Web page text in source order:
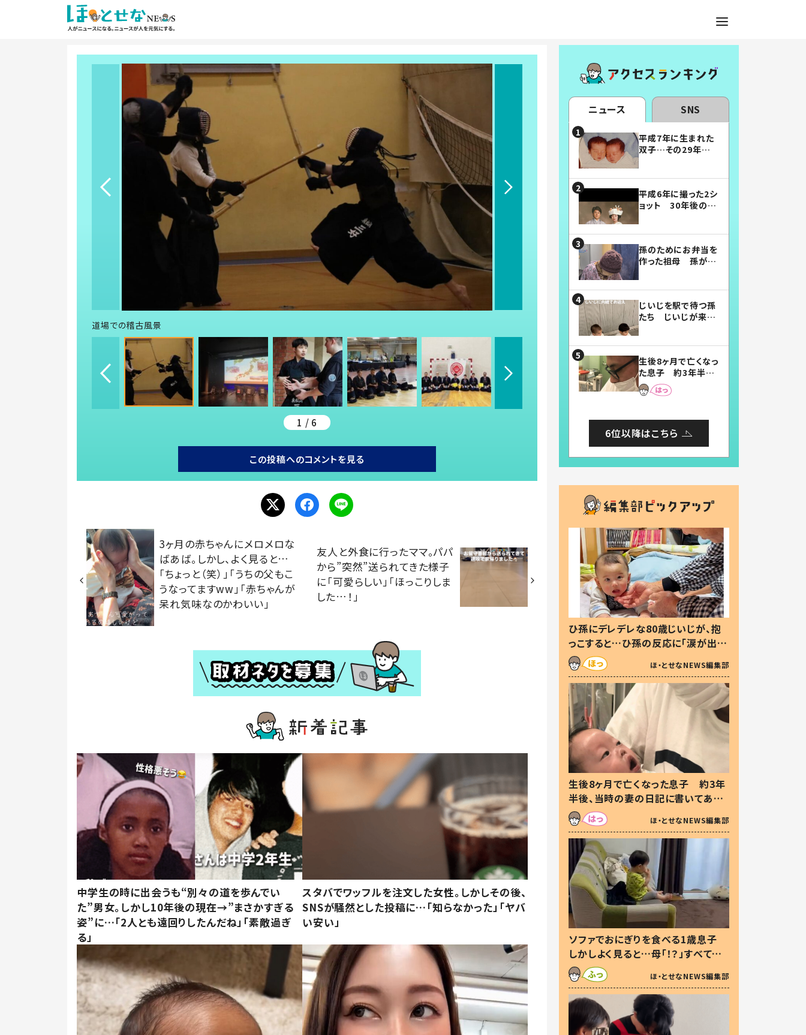
道場での稽古風景
1 / 6
この投稿へのコメントを見る
3ヶ月の赤ちゃんにメロメロな
ばあば。しかし、よく見ると…
「ちょっと（笑）」「うちの父もこ
うなってますww」「赤ちゃんが
呆れ気味なのかわいい」
友人と外食に行ったママ。パパ
から”突然”送られてきた様子
に「可愛らしい」「ほっこりしま
した…！」
中学生の時に出会うも“別々の道を歩んでい
た”男女。しかし10年後の現在→”まさかすぎる
姿”に…「2人とも遠回りしたんだね」「素敵過ぎ
る」
スタバでワッフルを注文した女性。しかしその後、
SNSが騒然とした投稿に…「知らなかった」「ヤバ
い安い」
ニュース SNS
平成7年に生まれた
双子…その29年後
平成6年に撮った2シ
ョット 30年後の姿
孫のためにお弁当を
作った祖母 孫が絶
じいじを駅で待つ孫
たち じいじが来た
まらない」「幸せにな
れる」
生後8ヶ月で亡くなっ
た息子 約3年半
後、当時の妻の日記
に書いてあった本音
6位以降はこちら
ひ孫にデレデレな80歳じいじが、抱
っこすると…ひ孫の反応に「涙が出ま
した」「可愛くて仕方ない」
ほ・とせなNEWS編集部
生後8ヶ月で亡くなった息子 約3年
半後、当時の妻の日記に書いてあっ
た本音とは
ほ・とせなNEWS編集部
ソファでおにぎりを食べる1歳息子
しかしよく見ると…母「！？」すべてを
察した母の投稿に「可愛いから許
す！」「現行犯〜」
ほ・とせなNEWS編集部